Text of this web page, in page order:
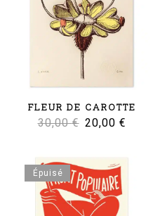
FLEUR DE CAROTTE
30,00€ Le
initial
était :
30,00 €.
20,00 €
Épuisé